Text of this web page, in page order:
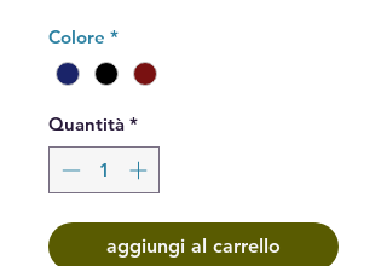
Colore *
Quantità *
aggiungi al carrello